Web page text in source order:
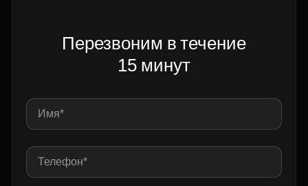
Перезвоним в течение
15 минут